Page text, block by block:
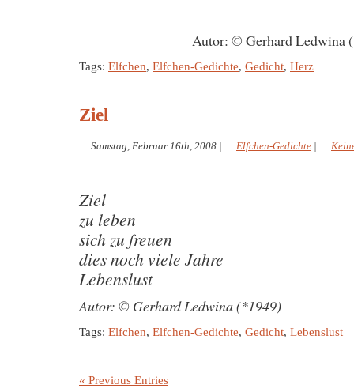
Autor: © Gerhard Ledwina
Tags: Elfchen, Elfchen-Gedichte, Gedicht, Herz
Ziel
Samstag, Februar 16th, 2008 | Elfchen-Gedichte |
Ziel
zu leben
sich zu freuen
dies noch viele Jahre
Lebenslust
Autor: © Gerhard Ledwina (*1949)
Tags: Elfchen, Elfchen-Gedichte, Gedicht, Lebenslust
« Previous Entries